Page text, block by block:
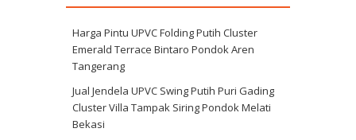
Harga Pintu UPVC Folding Putih Cluster
Emerald Terrace Bintaro Pondok Aren
Tangerang
Jual Jendela UPVC Swing Putih Puri Gading
Cluster Villa Tampak Siring Pondok Melati
Bekasi